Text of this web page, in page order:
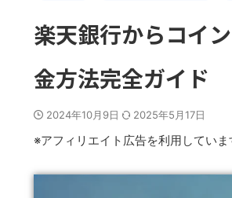
楽天銀行からコイ
金方法完全ガイド
2024年10月9日 2025年5月17日
※アフィリエイト広告を利用していま